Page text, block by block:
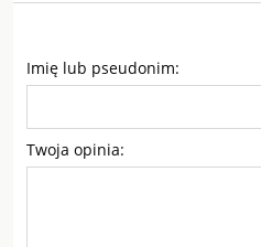
Imię lub pseudonim:
Twoja opinia: